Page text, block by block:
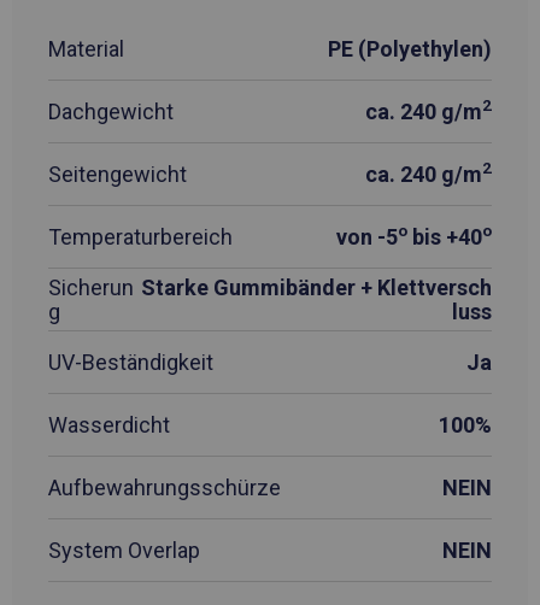
Material PE (Polyethylen)
Dachgewicht ca. 240 g/m2
Seitengewicht ca. 240 g/m2
Temperaturbereich von -5o bis +40o
Sicherun
g
Starke Gummibänder + Klettversch
luss
UV-Beständigkeit
Ja
Wasserdicht 100%
Aufbewahrungsschürze NEIN
System Overlap NEIN